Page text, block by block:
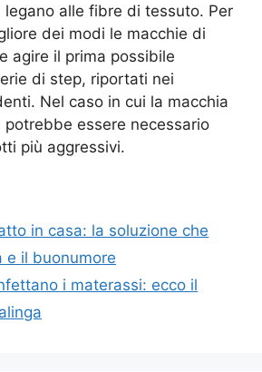
legano alle fibre di tessuto. Per
dei modi le macchie di
agire il prima possibile
di step, riportati nei
Nel caso in cui la macchia
potrebbe essere necessario
più aggressivi.
in casa: la soluzione che
e il buonumore
i materassi: ecco il